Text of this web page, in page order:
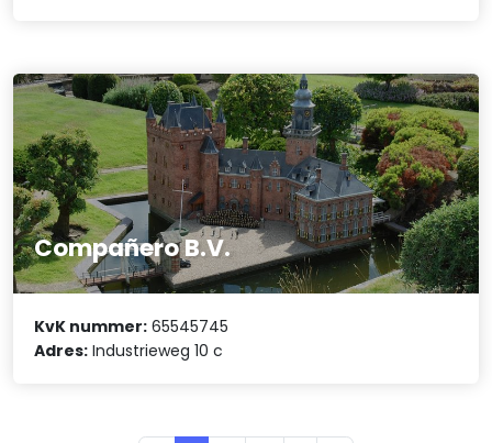
Compañero B.V.
KvK nummer: 65545745
Adres: Industrieweg 10 c